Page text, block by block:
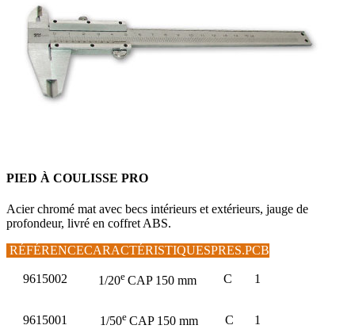
PIED À COULISSE PRO
Acier chromé mat avec becs intérieurs et extérieurs, jauge de
profondeur, livré en coffret ABS.
RÉFÉRENCECARACTÉRISTIQUESPRES.PCB
9615002 1/20e CAP 150 mm C 1
9615001 1/50e CAP 150 mm C 1